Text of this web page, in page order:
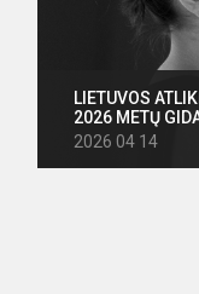
LIETUVOS
2026 METŲ
2026 04 14